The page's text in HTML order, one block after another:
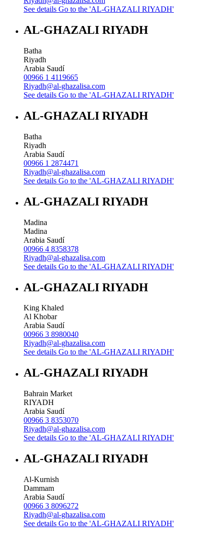
See details Go to the 'AL-GHAZALI RIYADH'
AL-GHAZALI RIYADH
Batha
Riyadh
Arabia Saudí
00966 1 4119665
Riyadh@al-ghazalisa.com
See details Go to the 'AL-GHAZALI RIYADH'
AL-GHAZALI RIYADH
Batha
Riyadh
Arabia Saudí
00966 1 2874471
Riyadh@al-ghazalisa.com
See details Go to the 'AL-GHAZALI RIYADH'
AL-GHAZALI RIYADH
Madina
Madina
Arabia Saudí
00966 4 8358378
Riyadh@al-ghazalisa.com
See details Go to the 'AL-GHAZALI RIYADH'
AL-GHAZALI RIYADH
King Khaled
Al Khobar
Arabia Saudí
00966 3 8980040
Riyadh@al-ghazalisa.com
See details Go to the 'AL-GHAZALI RIYADH'
AL-GHAZALI RIYADH
Bahrain Market
RIYADH
Arabia Saudí
00966 3 8353070
Riyadh@al-ghazalisa.com
See details Go to the 'AL-GHAZALI RIYADH'
AL-GHAZALI RIYADH
Al-Kurnish
Dammam
Arabia Saudí
00966 3 8096272
Riyadh@al-ghazalisa.com
See details Go to the 'AL-GHAZALI RIYADH'